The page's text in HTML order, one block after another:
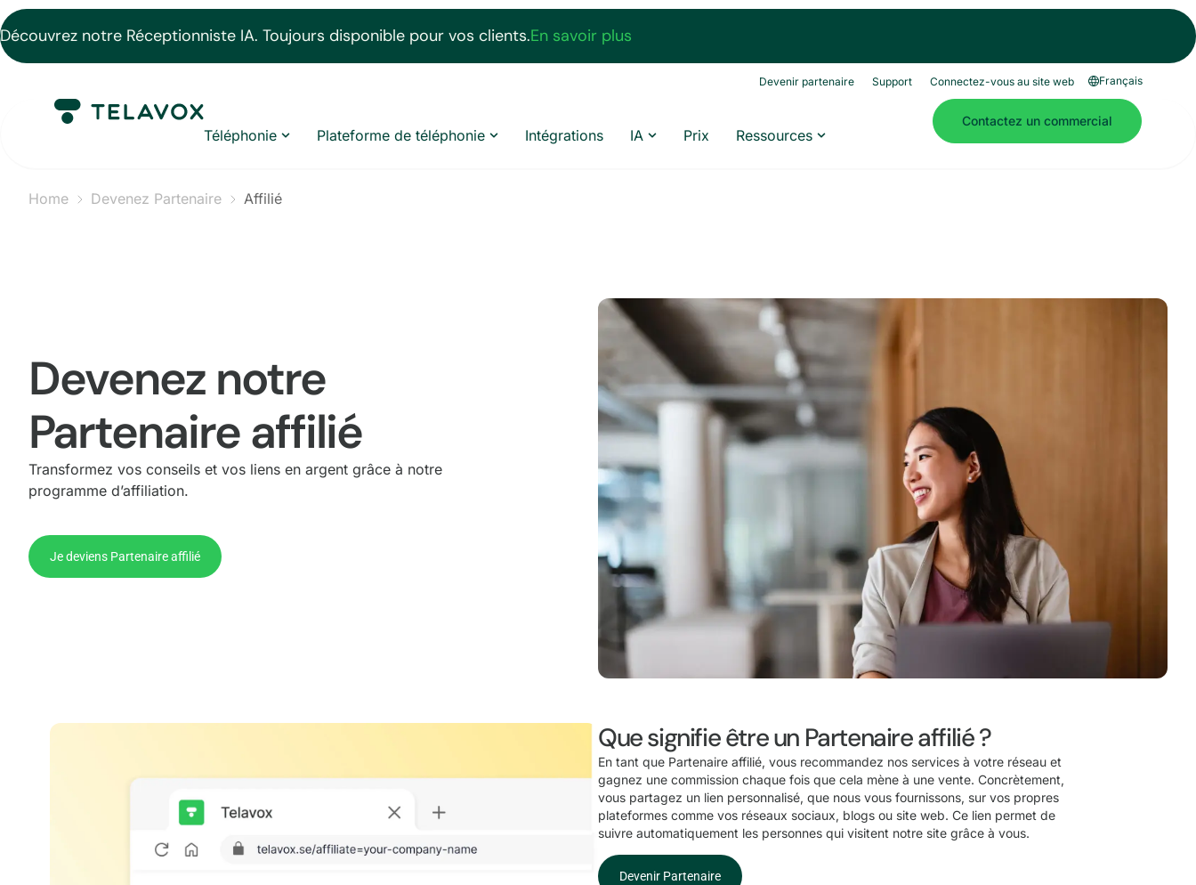
Découvrez notre Réceptionniste IA. Toujours disponible pour vos clients.En savoir plus
Devenir partenaire Support Connectez-vous au site web Français
Téléphonie Plateforme de téléphonie Intégrations IA Prix Ressources
Contactez un commercial
Home Devenez Partenaire Affilié
Devenez notre
Partenaire affilié
Transformez vos conseils et vos liens en argent grâce à notre
programme d’affiliation.
Je deviens Partenaire affilié
Que signifie être un Partenaire affilié ?
En tant que Partenaire affilié, vous recommandez nos services à votre réseau et
gagnez une commission chaque fois que cela mène à une vente. Concrètement,
vous partagez un lien personnalisé, que nous vous fournissons, sur vos propres
plateformes comme vos réseaux sociaux, blogs ou site web. Ce lien permet de
suivre automatiquement les personnes qui visitent notre site grâce à vous.
Devenir Partenaire